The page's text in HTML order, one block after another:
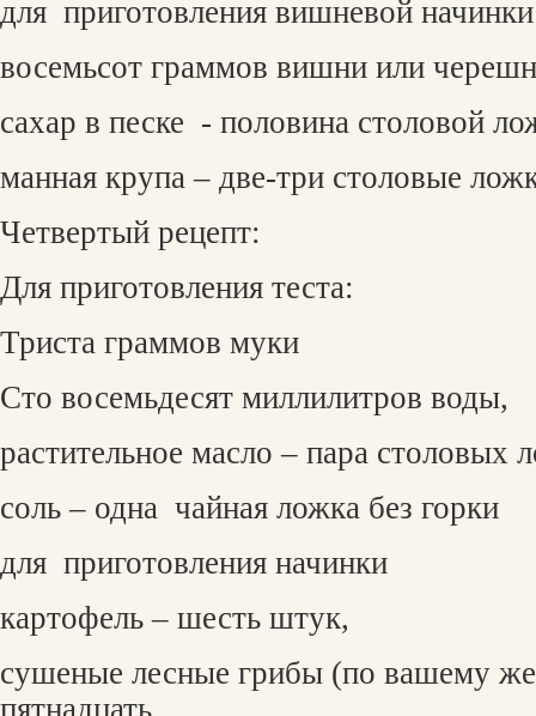
для приготовления вишневой
восемьсот граммов вишни или
сахар в песке - половина столовой
манная крупа – две-три столовые
Четвертый рецепт:
Для приготовления теста:
Триста граммов муки
Сто восемьдесят миллилитров воды,
растительное масло – пара столовых
соль – одна чайная ложка без горки
для приготовления начинки
картофель – шесть штук,
сушеные лесные грибы (по вашему
пятнадцать,